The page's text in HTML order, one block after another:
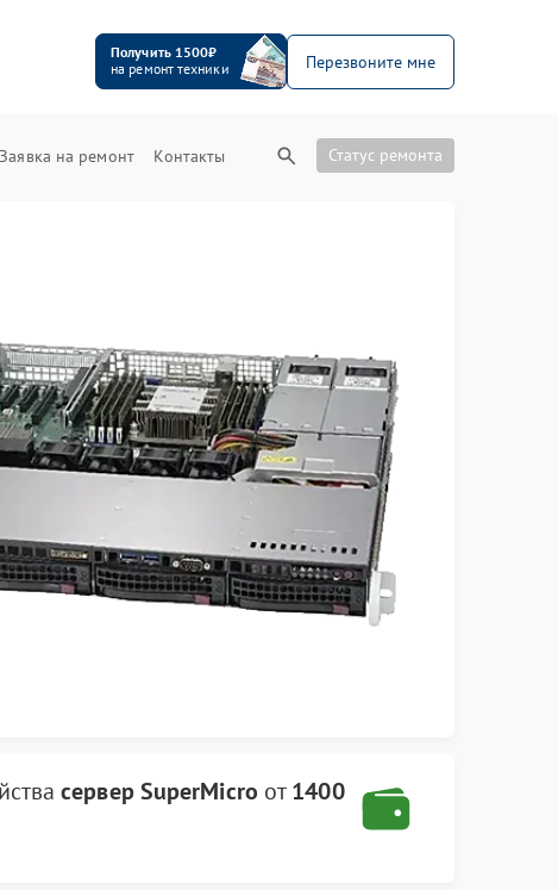
Получить 1500₽
на ремонт техники
Перезвоните мне
Заявка на ремонт Контакты Статус ремонта
сервер SuperMicro от1400